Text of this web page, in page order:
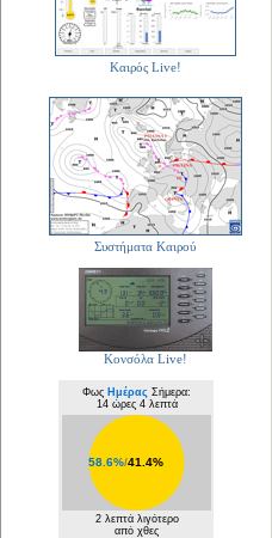
Καιρός Live!
Συστήματα Καιρού
Κονσόλα Live!
Φως Ημέρας Σήμερα:
14 ώρες 4 λεπτά
58.6%/41.4%
2 λεπτά λιγότερο
από χθες